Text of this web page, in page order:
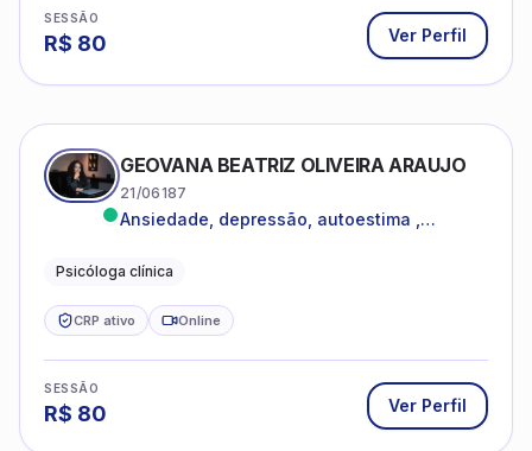
SESSÃO
R$ 80 Ver Perfil
GEOVANA BEATRIZ OLIVEIRA ARAUJO
21/06187
Ansiedade, depressão, autoestima ,
Psicóloga clínica
CRP ativo Online
SESSÃO
R$ 80 Ver Perfil